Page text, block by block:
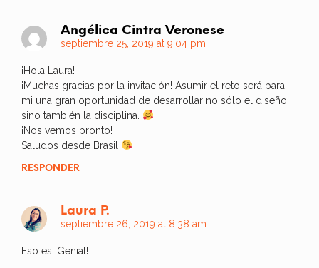
Angélica Cintra Veronese
septiembre 25, 2019 at 9:04 pm
¡Hola Laura!
¡Muchas gracias por la invitación! Asumir el reto será para
mi una gran oportunidad de desarrollar no sólo el diseño,
sino también la disciplina.
¡Nos vemos pronto!
Saludos desde Brasil
RESPONDER
Laura P.
septiembre 26, 2019 at 8:38 am
Eso es ¡Genial!